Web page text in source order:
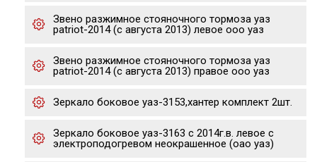
Звено разжимное стояночного тормоза уаз
patriot-2014 (с августа 2013) левое ооо уаз
Звено разжимное стояночного тормоза уаз
patriot-2014 (с августа 2013) правое ооо уаз
Зеркало боковое уаз-3153,хантер комплект 2шт.
Зеркало боковое уаз-3163 с 2014г.в. левое с
электроподогревом неокрашенное (оао уаз)